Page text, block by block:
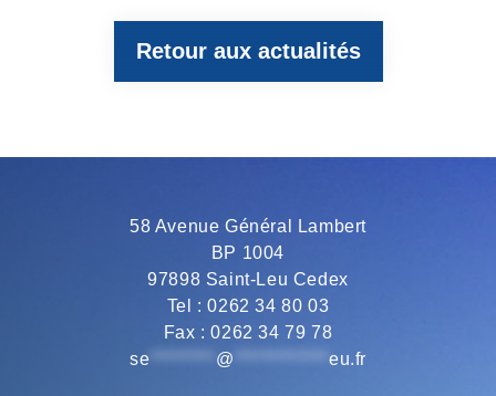
t e
a
m
t
p
Retour aux actualités
58 Avenue Général Lambert
BP 1004
97898 Saint-Leu Cedex
Tel : 0262 34 80 03
Fax : 0262 34 79 78
se
@ *************eu.fr